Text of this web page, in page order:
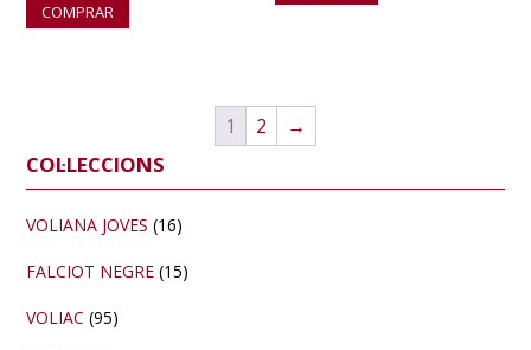
COMPRAR
1 2 →
Barra
lateral
primària
COL·LECCIONS
VOLIANA JOVES (16)
FALCIOT NEGRE (15)
VOLIAC (95)